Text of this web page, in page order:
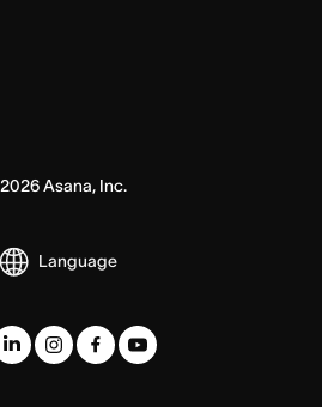
2026Asana, Inc.
Language